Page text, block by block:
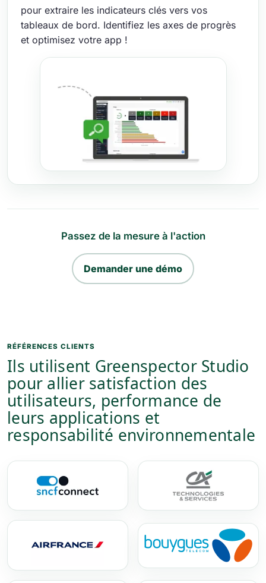
pour extraire les indicateurs clés vers vos
tableaux de bord. Identifiez les axes de progrès
et optimisez votre app !
Passez de la mesure à l'action
Demander une démo
RÉFÉRENCES CLIENTS
Ils utilisent Greenspector Studio
pour allier satisfaction des
utilisateurs, performance de
leurs applications et
responsabilité environnementale